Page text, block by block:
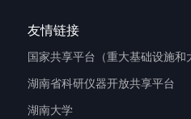
友情链接
湖南省科研仪器开放共享平台
湖南大学